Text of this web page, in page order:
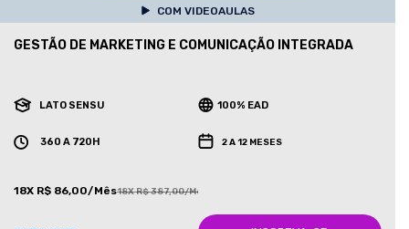
COM VIDEOAULAS
GESTÃO DE MARKETING E COMUNICAÇÃO INTEGRADA
LATO SENSU 100% EAD
360 A 720H 2 A 12 MESES
18X R$ 86,00/Mês18X R$ 387,00/Mês